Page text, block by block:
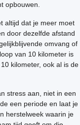
opbouwen.
altijd dat je meer moet
door dezelfde afstand
omvang of
van 10 kilometer is
kilometer, ook al is de
stress aan, niet in een
een periode en laat je
herstelweek waarin je